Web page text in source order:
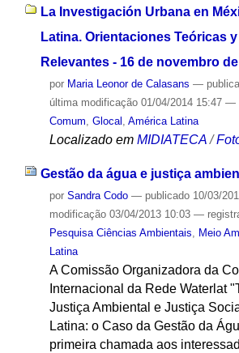
La Investigación Urbana en
Latina. Orientaciones Teóricas y
Relevantes - 16 de novembro
por Maria Leonor de Calasans —
última modificação01/04/2014 15:47 —
Comum Glocal América Latina
Localizado em MIDIATECA /
Gestão da água e justiça
por Sandra Codo — publicado10/03/
modificação03/04/2013 10:03 —
Pesquisa Ciências Ambientais, Meio
Latina
A Comissão Organizadora da
Internacional da Rede Waterlat
Justiça Ambiental e Justiça
Latina: o Caso da Gestão da
primeira chamada aos